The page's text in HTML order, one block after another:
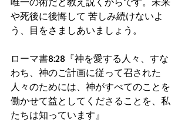
や死後に後悔して 苦しみ続けないよ
う、目をさましあいましょう。
ローマ書8:28『神を愛する人々、すな
わち、神のご計画に従って召された
人々のためには、神がすべてのことを
働かせて益としてくださることを、私
たちは知っています』